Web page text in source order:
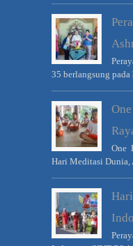
35 berlangsung pada
One
Hari Meditasi